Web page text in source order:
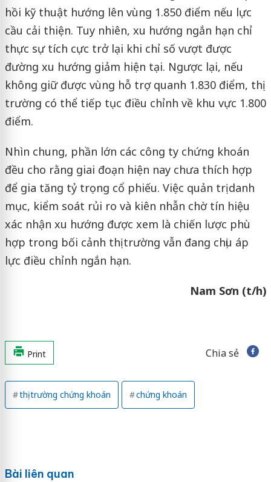
hồi kỹ thuật hướng lên vùng 1.850 điểm nếu lực
cầu cải thiện. Tuy nhiên, xu hướng ngắn hạn chỉ
thực sự tích cực trở lại khi chỉ số vượt được
đường xu hướng giảm hiện tại. Ngược lại, nếu
không giữ được vùng hỗ trợ quanh 1.830 điểm, thị
trường có thể tiếp tục điều chỉnh về khu vực 1.800
điểm.
Nhìn chung, phần lớn các công ty chứng khoán
đều cho rằng giai đoạn hiện nay chưa thích hợp
để gia tăng tỷ trọng cổ phiếu. Việc quản trị danh
mục, kiểm soát rủi ro và kiên nhẫn chờ tín hiệu
xác nhận xu hướng được xem là chiến lược phù
hợp trong bối cảnh thị trường vẫn đang chịu áp
lực điều chỉnh ngắn hạn.
Nam Sơn (t/h)
Print Chia sẻ
thị trường chứng khoán chứng khoán
Bài liên quan